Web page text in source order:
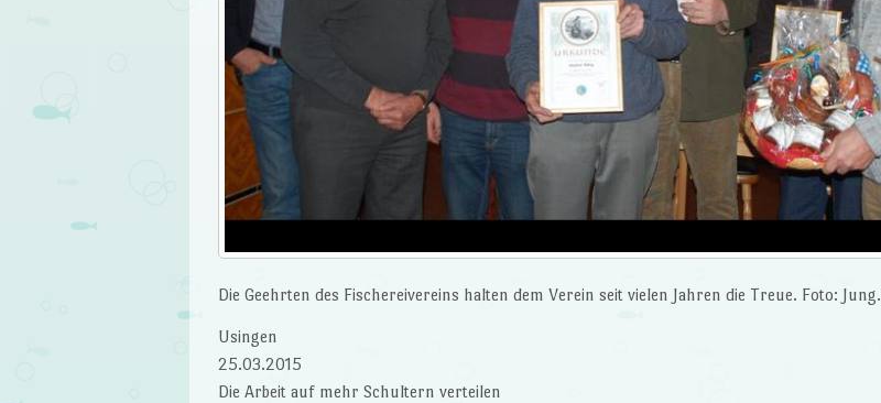
Die Geehrten des Fischereivereins halten dem Verein seit vielen Jahren die Treue. Foto: Jung.
Usingen
25.03.2015
Die Arbeit auf mehr Schultern verteilen